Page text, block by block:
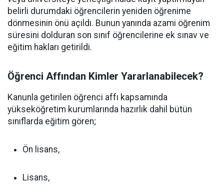
belirli durumdaki öğrencilerin yeniden öğrenime
dönmesinin önü açıldı. Bunun yanında azami öğrenim
süresini dolduran son sınıf öğrencilerine ek sınav ve
eğitim hakları getirildi.
Öğrenci Affından Kimler Yararlanabilecek?
Kanunla getirilen öğrenci affı kapsamında
yükseköğretim kurumlarında hazırlık dahil bütün
sınıflarda eğitim gören;
Ön lisans,
Lisans,